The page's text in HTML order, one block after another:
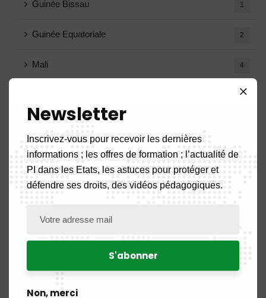
Guinée Bissau 1
Guinée Equatoriale 2
Mali 4
1
Agenda
Annonce
Appels d'offres
Avis de vacance
Newsletter
Inscrivez-vous pour recevoir les dernières
informations ; les offres de formation ; l’actualité de
PI dans les Etats, les astuces pour protéger et
défendre ses droits, des vidéos pédagogiques.
Non, merci